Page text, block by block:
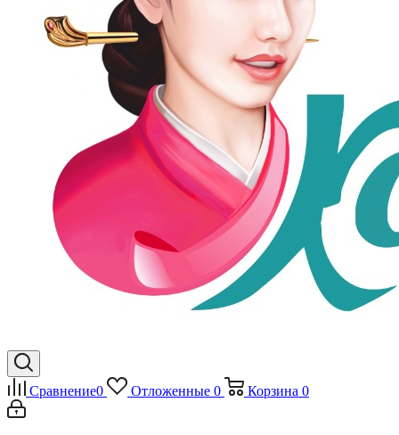
Сравнение0 Отложенные 0 Корзина 0